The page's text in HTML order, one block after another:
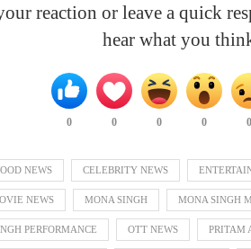
reaction or leave a quick
hear what you
0 0 0 0
NEWS CELEBRITY NEWS
NEWS MONA SINGH MONA SINGH
PERFORMANCE OTT NEWS PRITAM